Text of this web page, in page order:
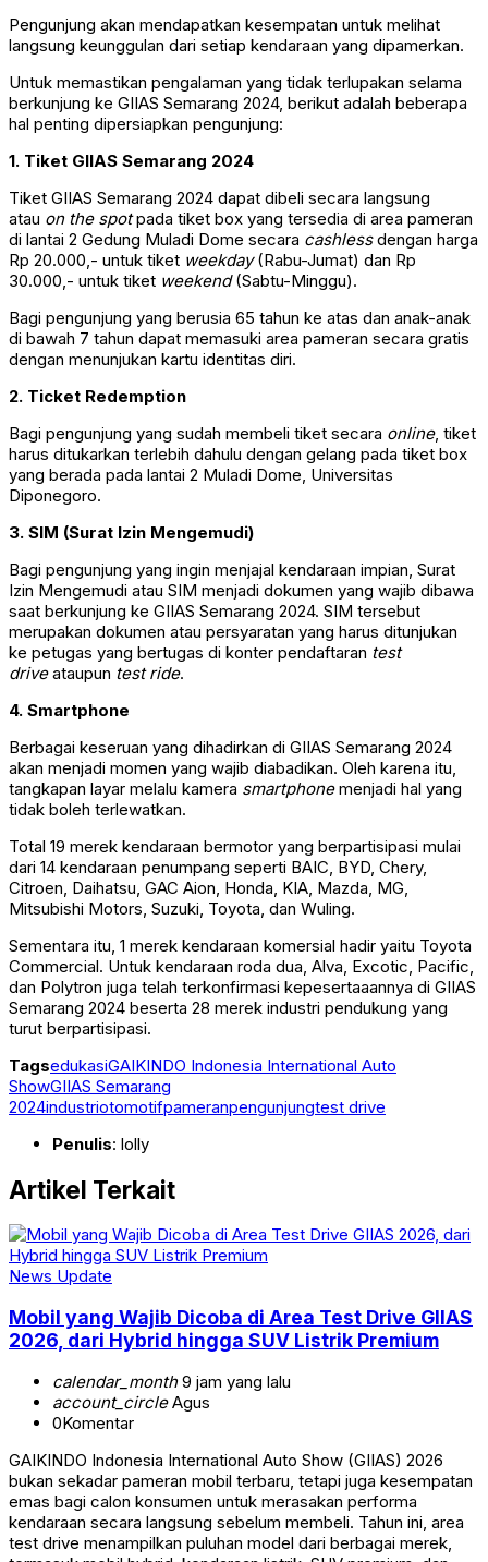
Pengunjung akan mendapatkan kesempatan untuk melihat
langsung keunggulan dari setiap kendaraan yang dipamerkan.
Untuk memastikan pengalaman yang tidak terlupakan selama
berkunjung ke GIIAS Semarang 2024, berikut adalah beberapa
hal penting dipersiapkan pengunjung:
1. Tiket GIIAS Semarang 2024
Tiket GIIAS Semarang 2024 dapat dibeli secara langsung
atau on the spotpada tiket box yang tersedia di area pameran
di lantai 2 Gedung Muladi Dome secara cashlessdengan harga
Rp 20.000,- untuk tiket weekday(Rabu-Jumat) dan Rp
30.000,- untuk tiket weekend(Sabtu-Minggu).
Bagi pengunjung yang berusia 65 tahun ke atas dan anak-anak
di bawah 7 tahun dapat memasuki area pameran secara gratis
dengan menunjukan kartu identitas diri.
2. Ticket Redemption
Bagi pengunjung yang sudah membeli tiket secara online, tiket
harus ditukarkan terlebih dahulu dengan gelang pada tiket box
yang berada pada lantai 2 Muladi Dome, Universitas
Diponegoro.
3. SIM (Surat Izin Mengemudi)
Bagi pengunjung yang ingin menjajal kendaraan impian, Surat
Izin Mengemudi atau SIM menjadi dokumen yang wajib dibawa
saat berkunjung ke GIIAS Semarang 2024. SIM tersebut
merupakan dokumen atau persyaratan yang harus ditunjukan
ke petugas yang bertugas di konter pendaftaran test
driveataupun test ride.
4. Smartphone
Berbagai keseruan yang dihadirkan di GIIAS Semarang 2024
akan menjadi momen yang wajib diabadikan. Oleh karena itu,
tangkapan layar melalu kamera smartphonemenjadi hal yang
tidak boleh terlewatkan.
Total 19 merek kendaraan bermotor yang berpartisipasi mulai
dari 14 kendaraan penumpang seperti BAIC, BYD, Chery,
Citroen, Daihatsu, GAC Aion, Honda, KIA, Mazda, MG,
Mitsubishi Motors, Suzuki, Toyota, dan Wuling.
Sementara itu, 1 merek kendaraan komersial hadir yaitu Toyota
Commercial. Untuk kendaraan roda dua, Alva, Excotic, Pacific,
dan Polytron juga telah terkonfirmasi kepesertaaannya di GIIAS
Semarang 2024 beserta 28 merek industri pendukung yang
turut berpartisipasi.
TagsedukasiGAIKINDO Indonesia International Auto
ShowGIIAS Semarang
2024industriotomotifpameranpengunjungtest drive
Penulis: lolly
Artikel Terkait
News Update
Mobil yang Wajib Dicoba di Area Test Drive GIIAS
2026, dari Hybrid hingga SUV Listrik Premium
calendar_month9 jam yang lalu
account_circleAgus
0Komentar
GAIKINDO Indonesia International Auto Show (GIIAS) 2026
bukan sekadar pameran mobil terbaru, tetapi juga kesempatan
emas bagi calon konsumen untuk merasakan performa
kendaraan secara langsung sebelum membeli. Tahun ini, area
test drive menampilkan puluhan model dari berbagai merek,